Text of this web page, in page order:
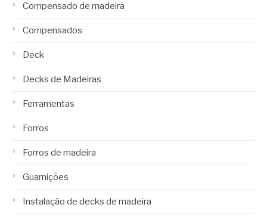
Compensado de madeira
Compensados
Deck
Decks de Madeiras
Ferramentas
Forros
Forros de madeira
Guarnições
Instalação de decks de madeira